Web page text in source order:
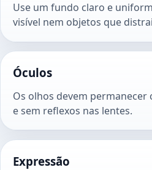
Use um fundo claro e
visível nem objetos que
Óculos
Os olhos devem permanecer
e sem reflexos nas lentes.
Expressão